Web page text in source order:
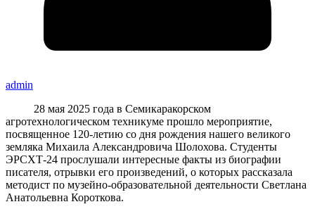
admin
28 мая 2025 года в Семикаракорском
агротехнологическом техникуме прошло мероприятие,
посвященное 120-летию со дня рождения нашего великого
земляка Михаила Александровича Шолохова. Студенты
ЭРСХТ-24 прослушали интересные факты из биографии
писателя, отрывки его произведений, о которых рассказала
методист по музейно-образовательной деятельности Светлана
Анатольевна Короткова.